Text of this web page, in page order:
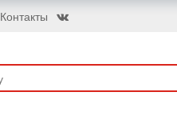
Контакты